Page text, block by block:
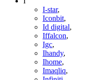
I-star,
Iconbit,
Id digital,
Iffalcon,
Igc,
Ihandy,
Ihome,
Imaqliq,